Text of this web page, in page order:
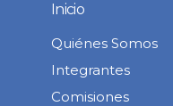
Inicio
Quiénes Somos
Integrantes
Comisiones